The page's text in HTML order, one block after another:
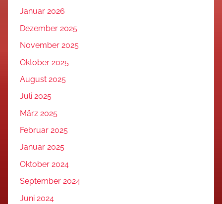
Januar 2026
Dezember 2025
November 2025
Oktober 2025
August 2025
Juli 2025
März 2025
Februar 2025
Januar 2025
Oktober 2024
September 2024
Juni 2024